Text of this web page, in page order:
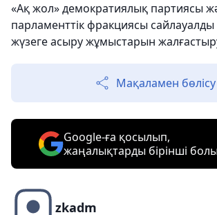
«Ақ жол» демократиялық партиясы
парламенттік фракциясы
жүзеге асыру жұмыстарын
Мақаламен бөлісу
Google-ға қосылып,
жаңалықтарды бірінші
zkadm